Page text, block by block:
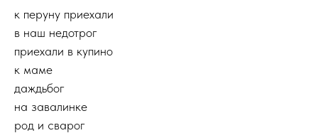
к перуну приехали
в наш недотрог
приехали в купино
к маме
даждьбог
на завалинке
род и сварог